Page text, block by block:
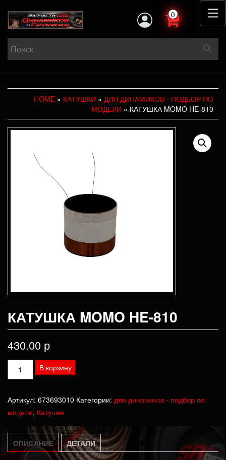
0
HOME » КАТУШКИ » ДЛЯ ДИНАМИКОВ - ПОДБОР ПО
МОДЕЛИ » КАТУШКА MOMO HE-810
КАТУШКА MOMO HE-810
430.00 р
Количество
товара
momo
HE-
В корзину
Артикул: 673693010 Категории: для динамиков - подбор по
модели, Катушки
ОПИСАНИЕ ДЕТАЛИ